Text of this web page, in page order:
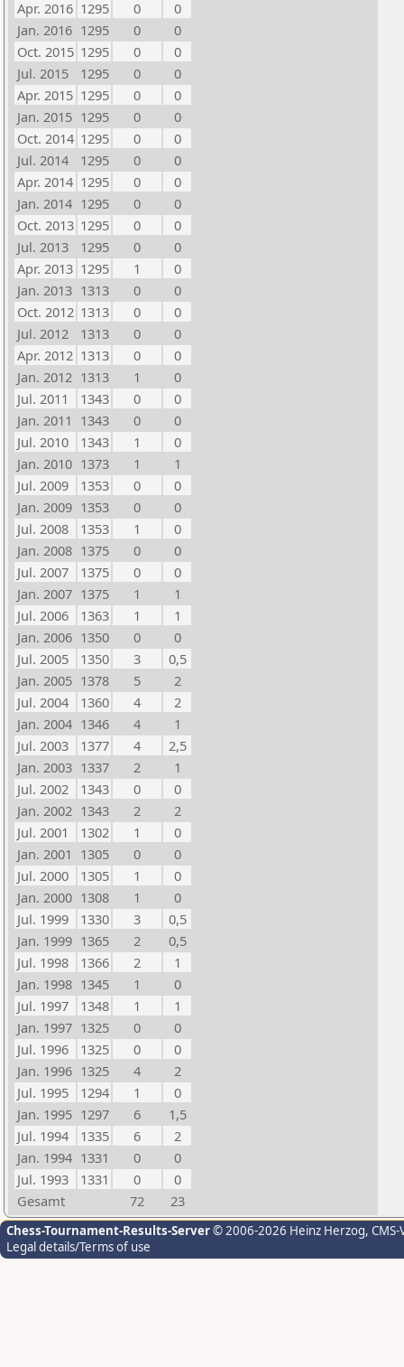
Apr. 2016 1295 0
0
Jan. 2016 1295 0
0
Oct. 2015 1295 0
0
Jul. 2015
1295 0
0
Apr. 2015 1295 0
0
Jan. 2015 1295 0
0
Oct. 2014 1295 0
0
Jul. 2014
1295 0
0
Apr. 2014 1295 0
0
Jan. 2014 1295 0
0
Oct. 2013 1295 0
0
Jul. 2013
1295 0
0
Apr. 2013 1295 1
0
Jan. 2013 1313 0
0
Oct. 2012 1313 0
0
Jul. 2012
1313 0
0
Apr. 2012 1313 0
0
Jan. 2012 1313 1
0
Jul. 2011
1343 0
0
Jan. 2011 1343 0
0
Jul. 2010
1343 1
0
Jan. 2010 1373 1
1
Jul. 2009
1353 0
0
Jan. 2009 1353 0
0
Jul. 2008
1353 1
0
Jan. 2008 1375 0
0
Jul. 2007
1375 0
0
Jan. 2007 1375 1
1
Jul. 2006
1363 1
1
Jan. 2006 1350 0
0
Jul. 2005
1350 3
0,5
Jan. 2005 1378 5
2
Jul. 2004
1360 4
2
Jan. 2004 1346 4
1
Jul. 2003
1377 4
2,5
Jan. 2003 1337 2
1
Jul. 2002
1343 0
0
Jan. 2002 1343 2
2
Jul. 2001
1302 1
0
Jan. 2001 1305 0
0
Jul. 2000
1305 1
0
Jan. 2000 1308 1
0
Jul. 1999
1330 3
0,5
Jan. 1999 1365 2
0,5
Jul. 1998
1366 2
1
Jan. 1998 1345 1
0
Jul. 1997
1348 1
1
Jan. 1997 1325 0
0
Jul. 1996
1325 0
0
Jan. 1996 1325 4
2
Jul. 1995
1294 1
0
Jan. 1995 1297 6
1,5
Jul. 1994
1335 6
2
Jan. 1994 1331 0
0
Jul. 1993
1331 0
0
Gesamt
72 23
Chess-Tournament-Results-Server© 2006-2026 Heinz Herzog,
Legal details/Terms of use